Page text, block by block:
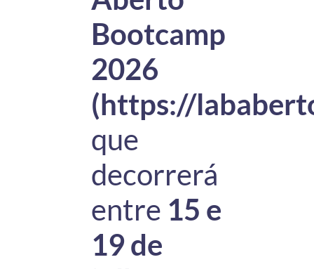
Bootcamp
2026
(https://
que
decorrerá
entre 15 e
19 de